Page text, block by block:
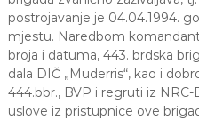
postrojavanje je 04.04.1994.
mjestu. Naredbom
broja i datuma, 443. brdska
dala DIČ „Muderris“, kao i
444.bbr., BVP i regruti iz
uslove iz pristupnice ove